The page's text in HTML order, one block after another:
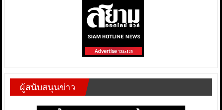
ผู้สนับสนุนข่าว